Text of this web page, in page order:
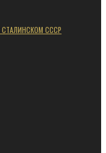
СТАЛИНСКОМ СССР